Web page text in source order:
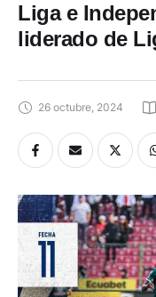
Liga e
liderado de
26 octubre, 2024